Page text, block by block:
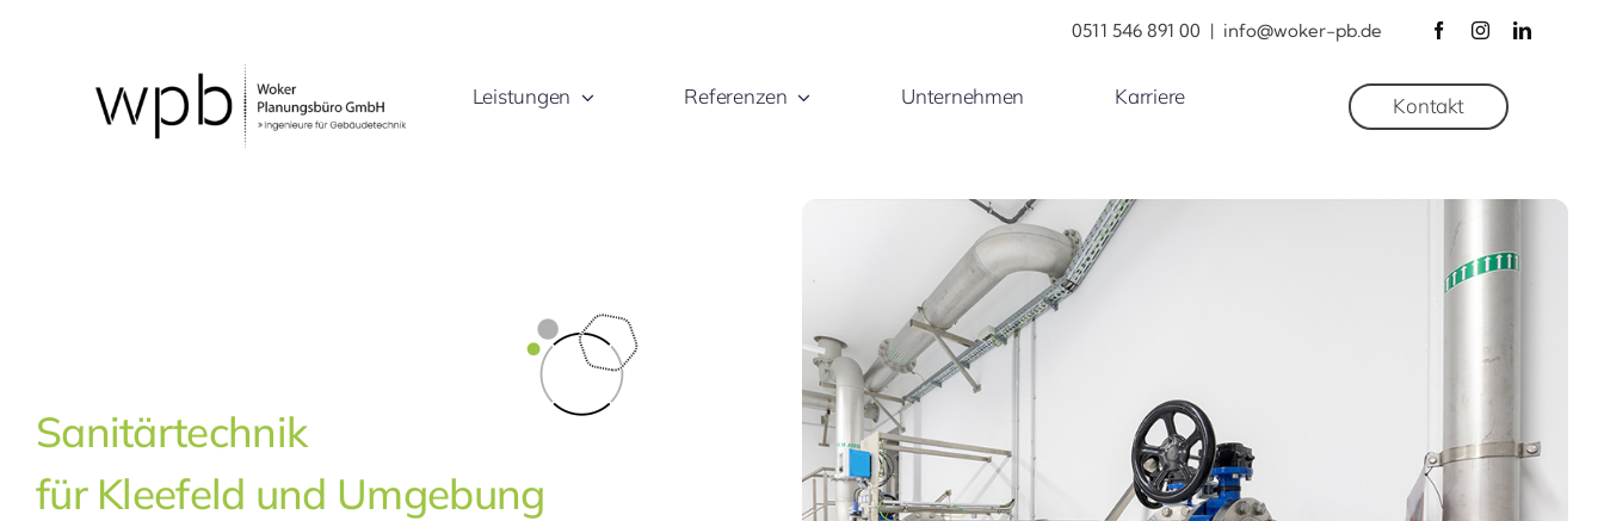
0511 546 891 00 | info@woker-pb.de
Leistungen Referenzen Unternehmen Karriere Kontakt
Sanitärtechnik
für Kleefeld und Umgebung